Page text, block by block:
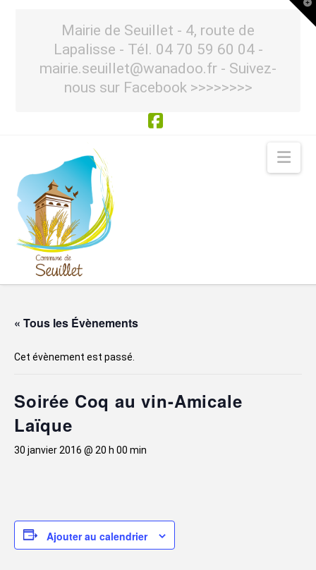
Mairie de Seuillet - 4, route de
Lapalisse - Tél. 04 70 59 60 04 -
mairie.seuillet@wanadoo.fr - Suivez-
nous sur Facebook >>>>>>>>
« Tous les Évènements
Cet évènement est passé.
Soirée Coq au vin-Amicale
Laïque
30 janvier 2016 @ 20 h 00 min
Ajouter au calendrier